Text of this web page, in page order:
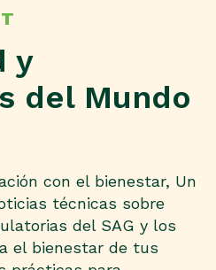
y
del Mundo
con el bienestar, Un
técnicas sobre
del SAG y los
el bienestar de tus